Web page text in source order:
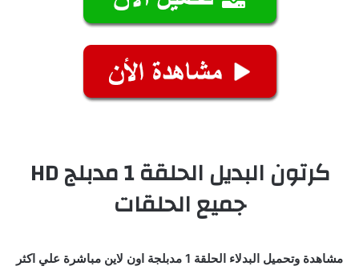
كرتون البديل الحلقة 1 مدبلج HD
جميع الحلقات
مشاهدة وتحميل البدلاء الحلقة 1 مدبلجة اون لاين مباشرة علي اكثر